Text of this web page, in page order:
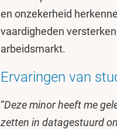
en onzekerheid
vaardigheden
arbeidsmarkt.
Ervaringen van
“Deze minor heeft me
zetten in datagestuurd